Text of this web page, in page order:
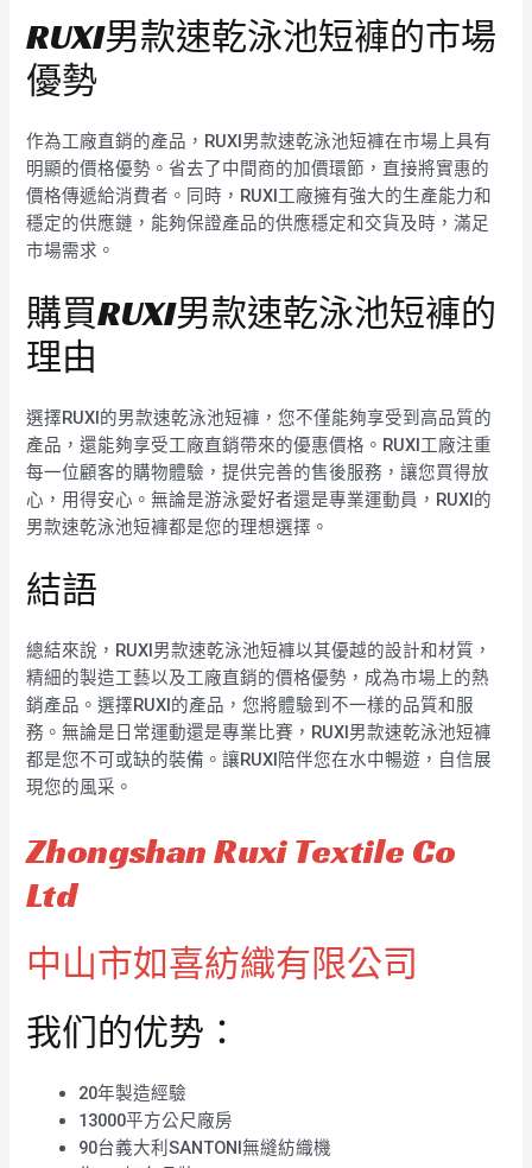
RUXI男款速乾泳池短褲的市場
優勢
作為工廠直銷的產品，RUXI男款速乾泳池短褲在市場上具有
明顯的價格優勢。省去了中間商的加價環節，直接將實惠的
價格傳遞給消費者。同時，RUXI工廠擁有強大的生產能力和
穩定的供應鏈，能夠保證產品的供應穩定和交貨及時，滿足
市場需求。
購買RUXI男款速乾泳池短褲的
理由
選擇RUXI的男款速乾泳池短褲，您不僅能夠享受到高品質的
產品，還能夠享受工廠直銷帶來的優惠價格。RUXI工廠注重
每一位顧客的購物體驗，提供完善的售後服務，讓您買得放
心，用得安心。無論是游泳愛好者還是專業運動員，RUXI的
男款速乾泳池短褲都是您的理想選擇。
結語
總結來說，RUXI男款速乾泳池短褲以其優越的設計和材質，
精細的製造工藝以及工廠直銷的價格優勢，成為市場上的熱
銷產品。選擇RUXI的產品，您將體驗到不一樣的品質和服
務。無論是日常運動還是專業比賽，RUXI男款速乾泳池短褲
都是您不可或缺的裝備。讓RUXI陪伴您在水中暢遊，自信展
現您的風采。
Zhongshan Ruxi Textile Co
Ltd
中山市如喜紡織有限公司
我们的优势：
20年製造經驗
13000平方公尺廠房
90台義大利SANTONI無縫紡織機